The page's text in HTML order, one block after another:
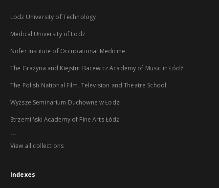
Lodz University of Technology
Medical University of Lodz
Nofer Institute of Occupational Medicine
The Grażyna and Kiejstut Bacewicz Academy of Music in Łódź
The Polish National Film, Television and Theatre School
Wyższe Seminarium Duchowne w Łodzi
Strzemiński Academy of Fine Arts Łódź
...
View all collections
Indexes